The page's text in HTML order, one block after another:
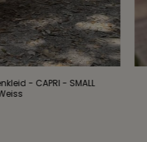
- CAPRI - SMALL